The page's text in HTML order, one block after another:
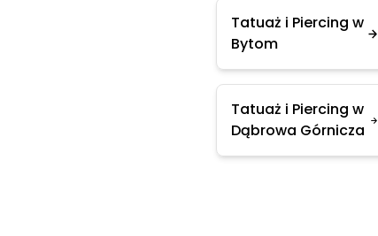
Tatuaż i Piercing w
Bytom
Tatuaż i Piercing w
Dąbrowa Górnicza